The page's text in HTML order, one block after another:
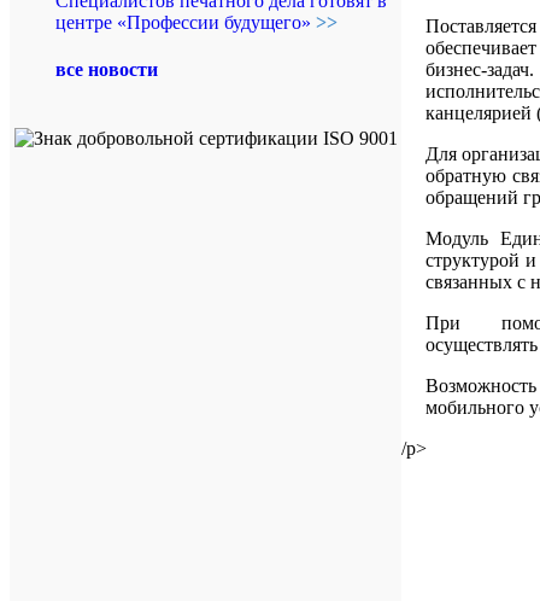
центре «Профессии будущего» >>
все новости
бизнес-
канцелярией
Для
обратную
обращений
Модуль
структурой
связанных с
При
мобильного
/p>